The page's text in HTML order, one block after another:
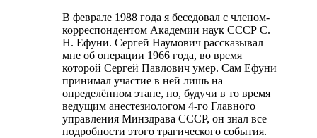
В феврале 1988 года я беседовал с членом-
корреспондентом Академии наук СССР С.
Н. Ефуни. Сергей Наумович рассказывал
мне об операции 1966 года, во время
которой Сергей Павлович умер. Сам Ефуни
принимал участие в ней лишь на
определённом этапе, но, будучи в то время
ведущим анестезиологом 4-го Главного
управления Минздрава СССР, он знал все
подробности этого трагического события.